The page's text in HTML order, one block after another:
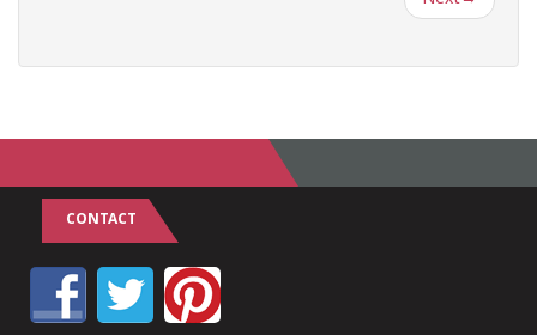
CONTACT